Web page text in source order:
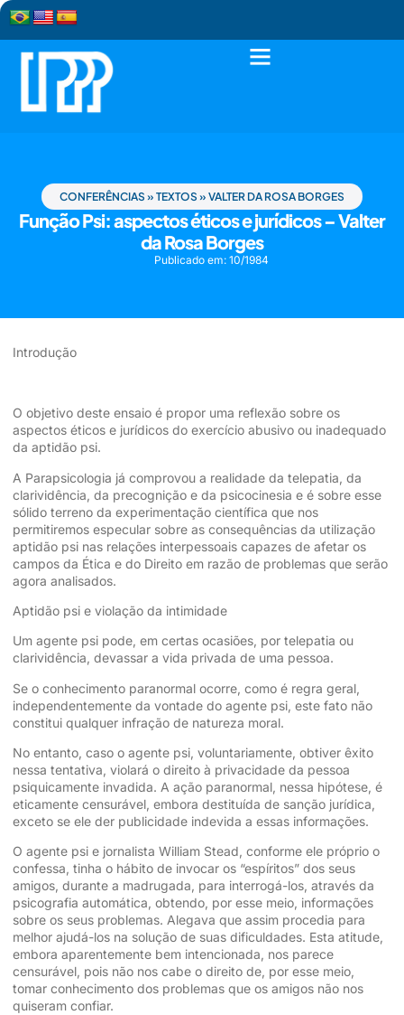
CONFERÊNCIAS » TEXTOS » VALTER DA ROSA BORGES
Função Psi: aspectos éticos e jurídicos – Valter
da Rosa Borges
Publicado em: 10/1984
Introdução
O objetivo deste ensaio é propor uma reflexão sobre os
aspectos éticos e jurídicos do exercício abusivo ou inadequado
da aptidão psi.
A Parapsicologia já comprovou a realidade da telepatia, da
clarividência, da precognição e da psicocinesia e é sobre esse
sólido terreno da experimentação científica que nos
permitiremos especular sobre as consequências da utilização
aptidão psi nas relações interpessoais capazes de afetar os
campos da Ética e do Direito em razão de problemas que serão
agora analisados.
Aptidão psi e violação da intimidade
Um agente psi pode, em certas ocasiões, por telepatia ou
clarividência, devassar a vida privada de uma pessoa.
Se o conhecimento paranormal ocorre, como é regra geral,
independentemente da vontade do agente psi, este fato não
constitui qualquer infração de natureza moral.
No entanto, caso o agente psi, voluntariamente, obtiver êxito
nessa tentativa, violará o direito à privacidade da pessoa
psiquicamente invadida. A ação paranormal, nessa hipótese, é
eticamente censurável, embora destituída de sanção jurídica,
exceto se ele der publicidade indevida a essas informações.
O agente psi e jornalista William Stead, conforme ele próprio o
confessa, tinha o hábito de invocar os “espíritos” dos seus
amigos, durante a madrugada, para interrogá-los, através da
psicografia automática, obtendo, por esse meio, informações
sobre os seus problemas. Alegava que assim procedia para
melhor ajudá-los na solução de suas dificuldades. Esta atitude,
embora aparentemente bem intencionada, nos parece
censurável, pois não nos cabe o direito de, por esse meio,
tomar conhecimento dos problemas que os amigos não nos
quiseram confiar.